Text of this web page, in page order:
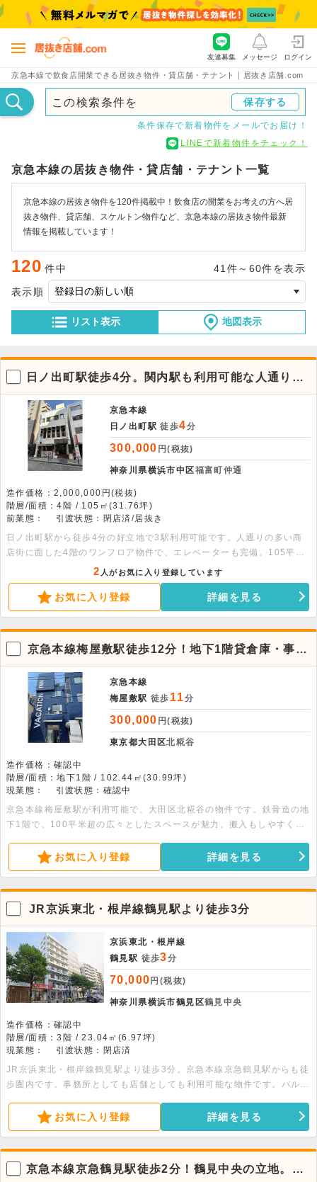
京急本線で飲食店開業できる居抜き物件・貸店舗・テナント｜居抜き店舗.com
友達募集 メッセージ ログイン
この検索条件を 保存する
条件保存で新着物件をメールでお届け！
LINEで新着物件をチェック！
京急本線の居抜き物件・貸店舗・テナント一覧
京急本線の居抜き物件を120件掲載中！飲食店の開業をお考えの方へ居
抜き物件、貸店舗、スケルトン物件など、京急本線の居抜き物件最新
情報を掲載しています！
120 件中 41件～60件を表示
リスト表示 地図表示
表示順
日ノ出町駅徒歩4分。関内駅も利用可能な人通り多
い商店街の4階店舗・事務所
京急本線
日ノ出町駅 徒歩4分
300,000 円(税抜)
神奈川県横浜市中区福富町仲通
造作価格：2,000,000円(税抜)
階層/面積：4階 / 105㎡(31.76坪)
前業態：
引渡状態：閉店済/居抜き
日ノ出町駅から徒歩4分の好立地で3駅利用可能です。人通りの多い商
店街に面した4階のワンフロア物件で、エレベーターも完備。105平米
の広さがあり、空室（居抜き）での引き渡しとなります。詳細について
はお問い合わせください。
2 人がお気に入り登録しています
お気に入り登録 詳細を見る
京急本線梅屋敷駅徒歩12分！地下1階貸倉庫・事務
所。
京急本線
梅屋敷駅 徒歩 11分
300,000 円(税抜)
東京都大田区北糀谷
造作価格：確認中
階層/面積：地下1階 / 102.44㎡(30.99坪)
現業態：
引渡状態：確認中
京急本線梅屋敷駅が利用可能で、大田区北糀谷の物件です。鉄骨造の地
下1階で、100平米超の広々としたスペースが魅力。搬入もしやすく多
お気に入り登録 詳細を見る
JR京浜東北・根岸線鶴見駅より徒歩3分
京浜東北・根岸線
鶴見駅 徒歩3分
70,000 円(税抜)
神奈川県横浜市鶴見区鶴見中央
造作価格：確認中
階層/面積：3階 / 23.04㎡(6.97坪)
現業態：
引渡状態：閉店済
JR京浜東北・根岸線鶴見駅より徒歩3分。京急本線京急鶴見駅からも徒
歩圏内です。事務所としても店舗としても利用可能な物件です。バルコ
お気に入り登録 詳細を見る
京急本線京急鶴見駅徒歩2分！鶴見中央の立地。